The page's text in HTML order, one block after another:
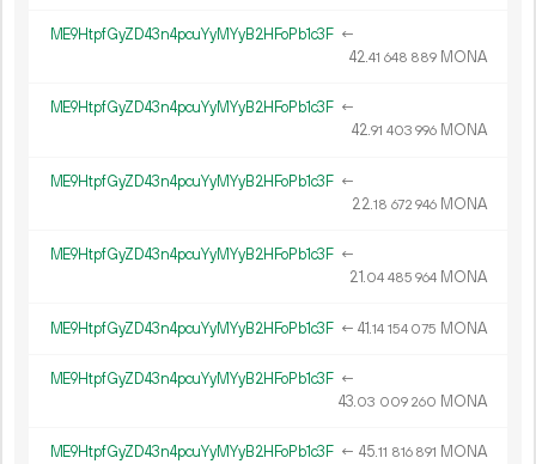
ME9HtpfGyZD43n4pcuYyMYyB2HFoPb1c3F ←
42.41 648 889 MONA
ME9HtpfGyZD43n4pcuYyMYyB2HFoPb1c3F ←
42.91 403 996 MONA
ME9HtpfGyZD43n4pcuYyMYyB2HFoPb1c3F ←
22.18 672 946 MONA
ME9HtpfGyZD43n4pcuYyMYyB2HFoPb1c3F ←
21.04 485 964 MONA
ME9HtpfGyZD43n4pcuYyMYyB2HFoPb1c3F ← 41.14 154 075 MONA
ME9HtpfGyZD43n4pcuYyMYyB2HFoPb1c3F ←
43.03 009 260 MONA
ME9HtpfGyZD43n4pcuYyMYyB2HFoPb1c3F ← 45.11 816 891 MONA